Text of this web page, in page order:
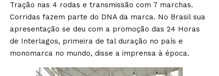
Tração nas 4 rodas e transmissão com 7 marchas.
Corridas fazem parte do DNA da marca. No Brasil sua
apresentação se deu com a promoção das 24 Horas
de Interlagos, primeira de tal duração no país e
monomarca no mundo, disse a imprensa à época.